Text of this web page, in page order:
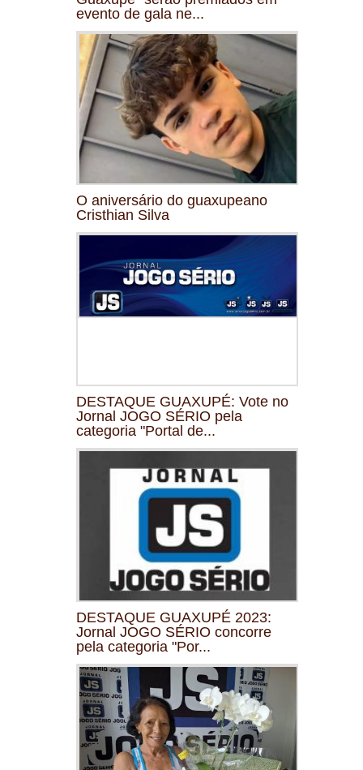
evento de gala ne...
O aniversário do guaxupeano
Cristhian Silva
DESTAQUE GUAXUPÉ: Vote no
Jornal JOGO SÉRIO pela
categoria "Portal de...
DESTAQUE GUAXUPÉ 2023:
Jornal JOGO SÉRIO concorre
pela categoria "Por...